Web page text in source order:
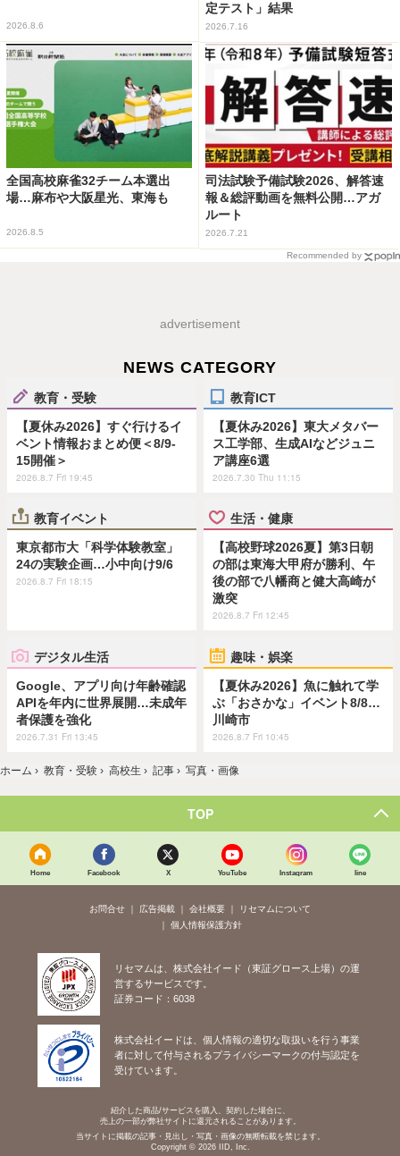
2026.8.6
定テスト」結果
2026.7.16
全国高校麻雀32チーム本選出
場…麻布や大阪星光、東海も
2026.8.5
司法試験予備試験2026、解答速
報＆総評動画を無料公開…アガ
ルート
2026.7.21
Recommended by
advertisement
NEWS CATEGORY
教育・受験
【夏休み2026】すぐ行けるイ
ベント情報おまとめ便＜8/9-
15開催＞
2026.8.7 Fri 19:45
教育ICT
【夏休み2026】東大メタバー
ス工学部、生成AIなどジュニ
ア講座6選
2026.7.30 Thu 11:15
教育イベント
東京都市大「科学体験教室」
24の実験企画…小中向け9/6
2026.8.7 Fri 18:15
生活・健康
【高校野球2026夏】第3日朝
の部は東海大甲府が勝利、午
後の部で八幡商と健大高崎が
激突
2026.8.7 Fri 12:45
デジタル生活
Google、アプリ向け年齢確認
APIを年内に世界展開…未成年
者保護を強化
2026.7.31 Fri 13:45
趣味・娯楽
【夏休み2026】魚に触れて学
ぶ「おさかな」イベント8/8…
川崎市
2026.8.7 Fri 10:45
ホーム › 教育・受験 › 高校生 › 記事 › 写真・画像
TOP
Home Facebook X YouTube Instagram line
お問合せ 広告掲載 会社概要
リセマムについて
個人情報保護方針
リセマムは、株式会社イード（東証グロース上場）の運
営するサービスです。
証券コード：6038
株式会社イードは、個人情報の適切な取扱いを行う事業
者に対して付与されるプライバシーマークの付与認定を
受けています。
紹介した商品/サービスを購入、契約した場合に、
売上の一部が弊社サイトに還元されることがあります。
当サイトに掲載の記事・見出し・写真・画像の無断転載を禁じます。
Copyright © 2026 IID, Inc.